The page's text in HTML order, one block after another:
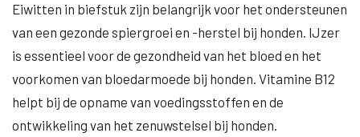
Eiwitten in biefstuk zijn belangrijk voor het ondersteunen
van een gezonde spiergroei en -herstel bij honden. IJzer
is essentieel voor de gezondheid van het bloed en het
voorkomen van bloedarmoede bij honden. Vitamine B12
helpt bij de opname van voedingsstoffen en de
ontwikkeling van het zenuwstelsel bij honden.